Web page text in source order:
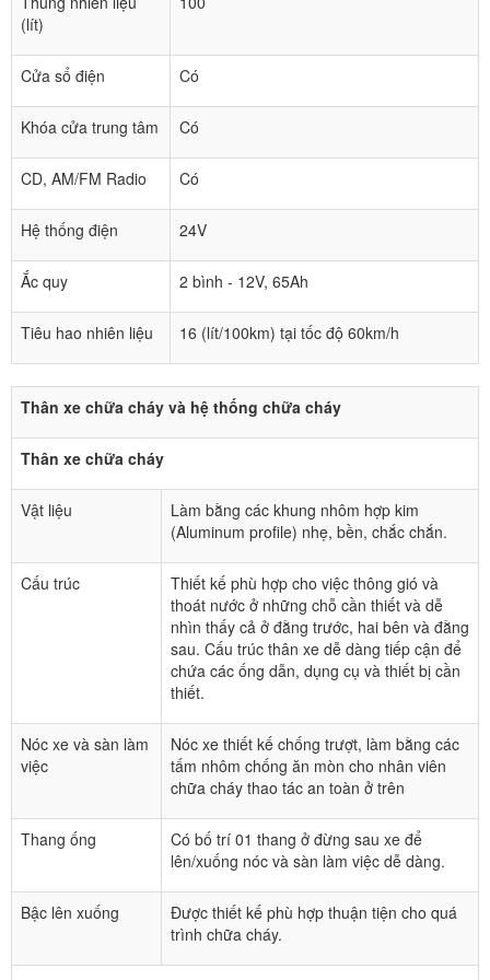
(lít)
Cửa sổ điện Có
Khóa cửa trung tâm Có
CD, AM/FM Radio Có
Hệ thống điện 24V
Ắc quy 2 bình - 12V, 65Ah
Tiêu hao nhiên liệu 16 (lít/100km) tại tốc độ 60km/h
Thân xe chữa cháy và hệ thống chữa cháy
Thân xe chữa cháy
Vật liệu
Làm bằng các khung nhôm hợp kim
(Aluminum profile) nhẹ, bền, chắc chắn.
Cấu trúc
Thiết kế phù hợp cho việc thông gió và
thoát nước ở những chỗ cần thiết và dễ
nhìn thấy cả ở đằng trước, hai bên và đằng
sau. Cấu trúc thân xe dễ dàng tiếp cận để
chứa các ống dẫn, dụng cụ và thiết bị cần
thiết.
Nóc xe và sàn làm
việc
Nóc xe thiết kế chống trượt, làm bằng các
tấm nhôm chống ăn mòn cho nhân viên
chữa cháy thao tác an toàn ở trên
Thang ống
Có bố trí 01 thang ở đừng sau xe để
lên/xuống nóc và sàn làm việc dễ dàng.
Bậc lên xuống
Được thiết kế phù hợp thuận tiện cho quá
trình chữa cháy.